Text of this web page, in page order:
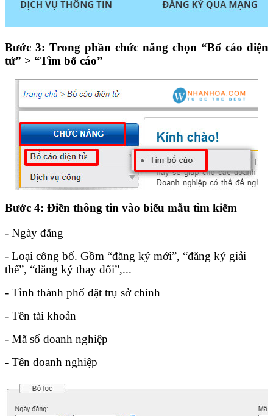
Bước 3: Trong phần chức năng chọn “Bố cáo điện
tử” > “Tìm bố cáo”
Bước 4: Điền thông tin vào biểu mẫu tìm kiếm
- Ngày đăng
- Loại công bố. Gồm “đăng ký mới”, “đăng ký giải
thể”, “đăng ký thay đổi”,...
- Tỉnh thành phố đặt trụ sở chính
- Tên tài khoản
- Mã số doanh nghiệp
- Tên doanh nghiệp